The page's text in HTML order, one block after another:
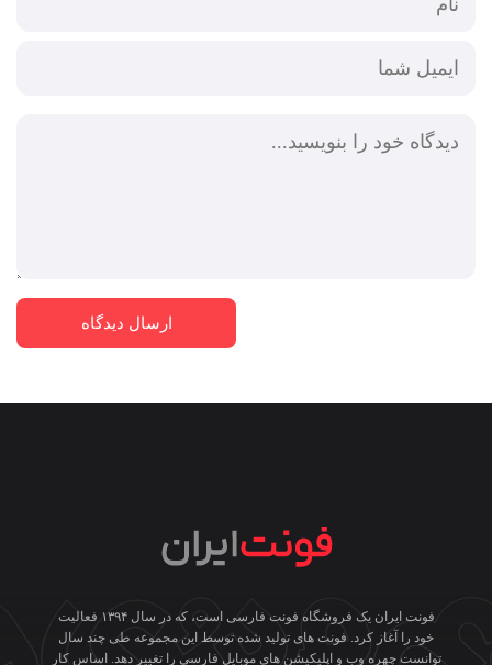
فونت ایران یک فروشگاه فونت فارسی است، که در سال ۱۳۹۴ فعالیت
خود را آغاز کرد. فونت های تولید شده توسط این مجموعه طی چند سال
توانست چهره وب و اپلیکیشن های موبایل فارسی را تغییر دهد. اساس کار